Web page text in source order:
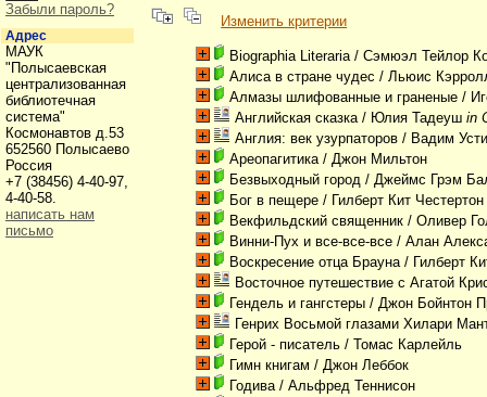
Изменить критерии
Biographia Literaria/ Сэмюэл Тейлор
Алиса в стране чудес / Льюис
Алмазы шлифованные и граненые /
Английская сказка/ Юлия Тадеушin
Англия: век узурпаторов / Вадим
Ареопагитика/ Джон Мильтон
Безвыходный город / Джеймс Грэм
Бог в пещере / Гилберт Кит Честертон
Векфильдский священник / Оливер
Винни-Пух и все-все-все / Алан
Воскресение отца Брауна/ Гилберт
Восточное путешествие с Агатой
Гендель и гангстеры / Джон Бойнтон
Генрих Восьмой глазами Хилари
Герой - писатель / Томас Карлейль
Гимн книгам / Джон Леббок
Годива/ Альфред Теннисон
Забыли пароль?
Адрес
МАУК
"Полысаевская
централизованная
библиотечная
система"
Космонавтов д.53
652560 Полысаево
Россия
+7 (38456) 4-40-97,
4-40-58.
написать нам
письмо